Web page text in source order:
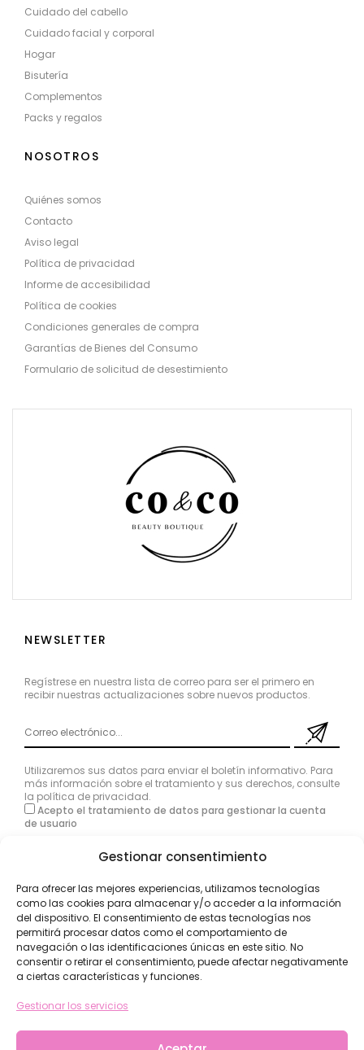
Gestionar consentimiento
Para ofrecer las mejores experiencias, utilizamos tecnologías
como las cookies para almacenar y/o acceder a la información
del dispositivo. El consentimiento de estas tecnologías nos
permitirá procesar datos como el comportamiento de
navegación o las identificaciones únicas en este sitio. No
consentir o retirar el consentimiento, puede afectar negativamente
a ciertas características y funciones.
Gestionar los servicios
Cuidado del cabello
Cuidado facial y corporal
Hogar
Bisutería
Complementos
Packs y regalos
NOSOTROS
Quiénes somos
Contacto
Aviso legal
Política de privacidad
Informe de accesibilidad
Política de cookies
Condiciones generales de compra
Garantías de Bienes del Consumo
Formulario de solicitud de desestimiento
NEWSLETTER
Regístrese en nuestra lista de correo para ser el primero en
recibir nuestras actualizaciones sobre nuevos productos.
Utilizaremos sus datos para enviar el boletín informativo. Para
más información sobre el tratamiento y sus derechos, consulte
la política de privacidad.
Acepto el tratamiento de datos para gestionar la cuenta
de usuario